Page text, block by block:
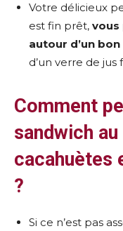
Votre délicieux
est fin prêt, vous
autour d’un
d’un verre de jus
Comment
sandwich
cacahuètes
?
Si ce n’est pas